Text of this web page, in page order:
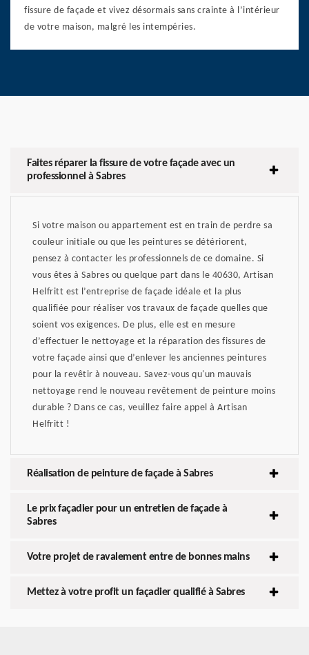
fissure de façade et vivez désormais sans crainte à l’intérieur
de votre maison, malgré les intempéries.
Faites réparer la fissure de votre façade avec un
professionnel à Sabres
Si votre maison ou appartement est en train de perdre sa
couleur initiale ou que les peintures se détériorent,
pensez à contacter les professionnels de ce domaine. Si
vous êtes à Sabres ou quelque part dans le 40630, Artisan
Helfritt est l’entreprise de façade idéale et la plus
qualifiée pour réaliser vos travaux de façade quelles que
soient vos exigences. De plus, elle est en mesure
d’effectuer le nettoyage et la réparation des fissures de
votre façade ainsi que d’enlever les anciennes peintures
pour la revêtir à nouveau. Savez-vous qu'un mauvais
nettoyage rend le nouveau revêtement de peinture moins
durable ? Dans ce cas, veuillez faire appel à Artisan
Helfritt !
Réalisation de peinture de façade à Sabres
Le prix façadier pour un entretien de façade à
Sabres
Votre projet de ravalement entre de bonnes mains
Mettez à votre profit un façadier qualifié à Sabres